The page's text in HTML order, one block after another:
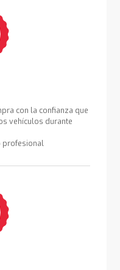
con la confianza que
vehículos durante
profesional